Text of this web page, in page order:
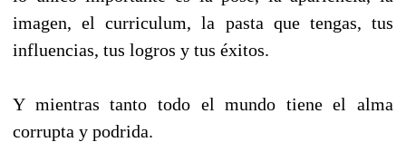
imagen, el curriculum, la pasta que tengas, tus
influencias, tus logros y tus éxitos.
Y mientras tanto todo el mundo tiene el alma
corrupta y podrida.